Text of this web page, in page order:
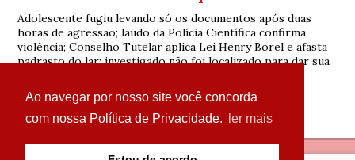
Ao navegar por nosso site você concorda
com nossa Política de Privacidade.
ler mais
Adolescente fugiu levando só os documentos após duas
horas de agressão; laudo da Polícia Científica confirma
violência; Conselho Tutelar aplica Lei Henry Borel e afasta
padrasto do lar; investigado não foi localizado para dar sua